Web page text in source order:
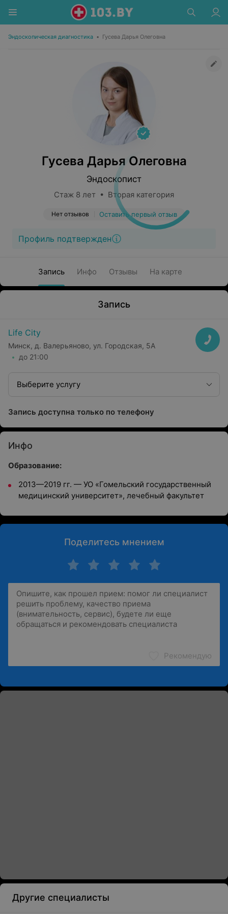
Эндоскопическая диагностика • Гусева Дарья Олеговна
Гусева Дарья Олеговна
Эндоскопист
Стаж 8 лет • Вторая категория
Нет отзывов Оставить первый отзыв
Профиль подтвержден
Запись Инфо Отзывы На карте
Запись
Life City
Минск, д. Валерьяново, ул. Городская, 5А
до 21:00
Выберите услугу
Запись доступна только по телефону
Инфо
Образование:
2013—2019 гг. — УО «Гомельский государственный
медицинский университет», лечебный факультет
Поделитесь мнением
Рекомендую
Другие специалисты